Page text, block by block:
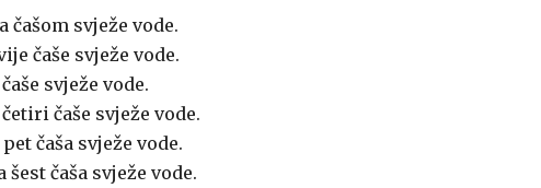
čašom svježe vode.
čaše svježe vode.
svježe vode.
čaše svježe vode.
čaša svježe vode.
čaša svježe vode.